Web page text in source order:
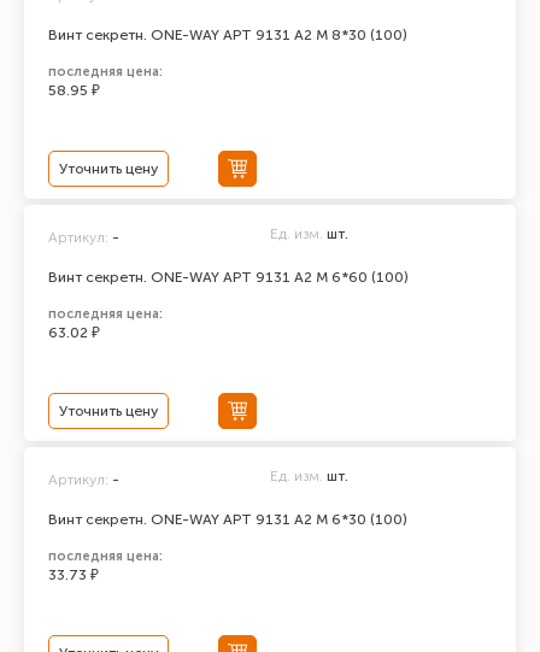
Винт секретн. ONE-WAY АРТ 9131 А2 M 8*30 (100)
последняя цена:
58.95 ₽
Уточнить цену
Винт секретн. ONE-WAY АРТ 9131 А2 M 6*60 (100)
Артикул: - Ед. изм. шт.
последняя цена:
63.02 ₽
Уточнить цену
Винт секретн. ONE-WAY АРТ 9131 А2 M 6*30 (100)
Артикул: - Ед. изм. шт.
последняя цена:
33.73 ₽